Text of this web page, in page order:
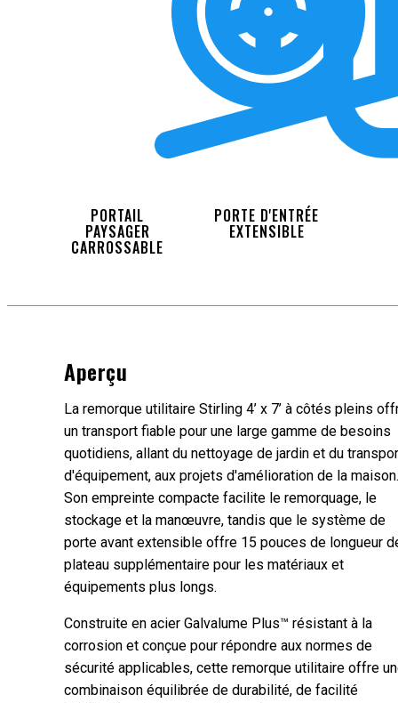
PORTAIL
PAYSAGER
CARROSSABLE
PORTE D'ENTRÉE
EXTENSIBLE
Aperçu
La remorque utilitaire Stirling 4’ x 7’ à côtés pleins
un transport fiable pour une large gamme de besoins
quotidiens, allant du nettoyage de jardin et du
d'équipement, aux projets d'amélioration de la maison.
Son empreinte compacte facilite le remorquage, le
stockage et la manœuvre, tandis que le système de
porte avant extensible offre 15 pouces de longueur
plateau supplémentaire pour les matériaux et
équipements plus longs.
Construite en acier Galvalume Plus™ résistant à la
corrosion et conçue pour répondre aux normes de
sécurité applicables, cette remorque utilitaire offre
combinaison équilibrée de durabilité, de facilité